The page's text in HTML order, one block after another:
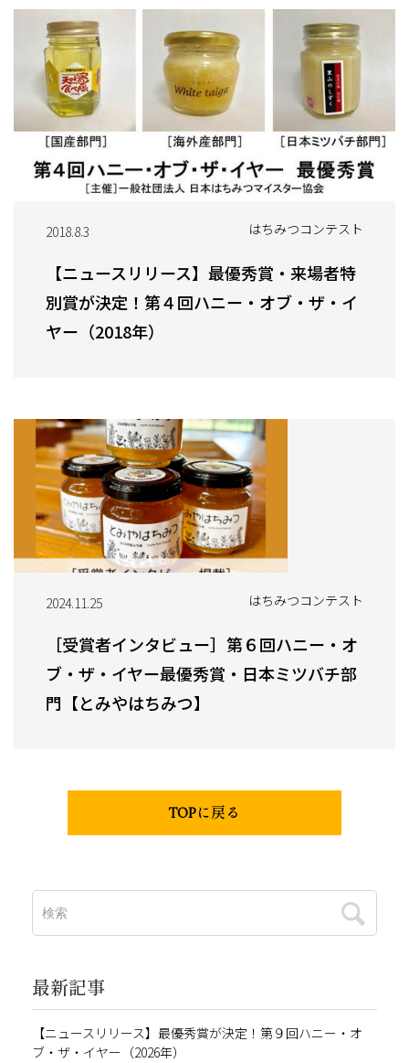
2018.8.3 はちみつコンテスト
【ニュースリリース】最優秀賞・来場者特
別賞が決定！第４回ハニー・オブ・ザ・イ
ヤー（2018年）
2024.11.25 はちみつコンテスト
［受賞者インタビュー］第６回ハニー・オ
ブ・ザ・イヤー最優秀賞・日本ミツバチ部
門【とみやはちみつ】
TOPに戻る
最新記事
【ニュースリリース】最優秀賞が決定！第９回ハニー・オ
ブ・ザ・イヤー（2026年）